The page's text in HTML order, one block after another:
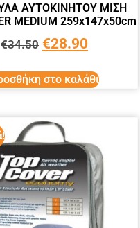
ΑΥΤΟΚΙΝΗΤΟΥ ΜΙΣH
MEDIUM 259x147x50cm
€34.50 €28.90
στο καλάθι